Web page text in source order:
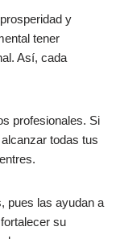
y
tener
Así, cada
profesionales. Si
todas tus
pues las ayudan a
su